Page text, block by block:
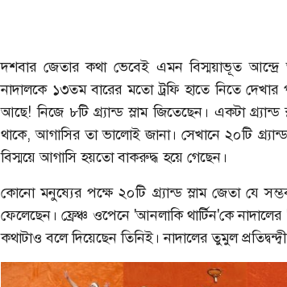
দশবার জেতার কথা ভেবেই এমন বিস্ময়াভূত আন্দ্রে
নাদালকে ১৩তম বারের মতো ট্রফি হাতে নিতে
আছে! নিজে ৮টি গ্র্যান্ড স্লাম জিতেছেন। একটা
থাকে, আগাসির তা ভালোই জানা। সেখানে ২০টি
বিস্ময়ে আগাসি হয়তো বাকরুদ্ধ হয়ে গেছেন।
কোনো মনুষ্যের পক্ষে ২০টি গ্র্যান্ড স্লাম জেতা যে
ফেলেছেন। ফ্রেঞ্চ ওপেনে 'আনলাকি থার্টিন'কে
কথাটাও বলে দিয়েছেন তিনিই। নাদালের তুমুল